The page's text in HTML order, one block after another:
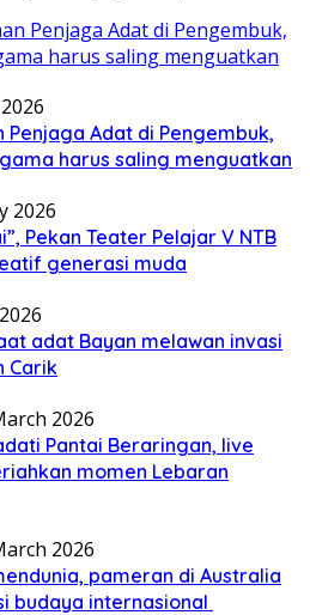
Penjaga Adat di Pengembuk,
harus saling menguatkan
2026
Pekan Teater Pelajar V NTB
generasi muda
adat Bayan melawan invasi
Carik
2026
Pantai Beraringan, live
momen Lebaran
2026
pameran di Australia
budaya internasional